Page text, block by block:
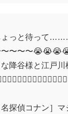
ょっと待って
〜〜〜〜
降谷様と江戸川
探偵コナン］